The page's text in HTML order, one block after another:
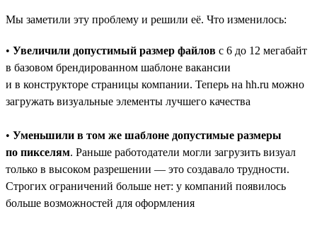
Мы заметили эту проблему и решили её. Что изменилось:
• Увеличили допустимый размер файлов с 6 до 12 мегабайт
в базовом брендированном шаблоне вакансии
и в конструкторе страницы компании. Теперь на hh.ru можно
загружать визуальные элементы лучшего качества
• Уменьшили в том же шаблоне допустимые размеры
по пикселям. Раньше работодатели могли загрузить визуал
только в высоком разрешении — это создавало трудности.
Строгих ограничений больше нет: у компаний появилось
больше возможностей для оформления